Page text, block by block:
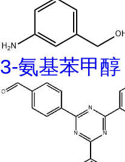
3-氨基苯甲醇